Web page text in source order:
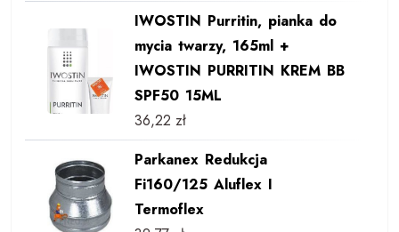
IWOSTIN Purritin, pianka do
mycia twarzy, 165ml +
IWOSTIN PURRITIN KREM BB
SPF50 15ML
36,22 zł
Parkanex Redukcja
Fi160/125 Aluflex I
Termoflex